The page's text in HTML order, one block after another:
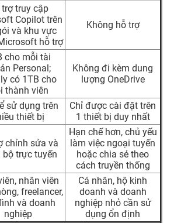
trợ truy cập
Copilot trên
và khu vực
hỗ trợ
Không hỗ trợ
cho mỗi tài
Personal;
có 1TB cho
thành viên
Không đi kèm dung
lượng OneDrive
sử dụng trên
thiết bị
Chỉ được cài đặt trên
1 thiết bị duy nhất
chỉnh sửa và
bộ trực tuyến
Hạn chế hơn, chủ yếu
làm việc ngoại tuyến
hoặc chia sẻ theo
cách truyền thống
nhân viên
freelancer,
và doanh
nghiệp
Cá nhân, hộ kinh
doanh và doanh
nghiệp nhỏ cần sử
dụng ổn định